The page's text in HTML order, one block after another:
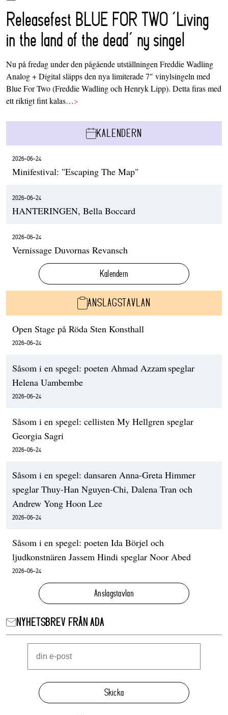
Releasefest BLUE FOR TWO ‘Living
in the land of the dead’ ny singel
Nu på fredag under den pågående utställningen Freddie Wadling
Analog + Digital släpps den nya limiterade 7" vinylsingeln med
Blue For Two (Freddie Wadling och Henryk Lipp). Detta firas med
ett riktigt fint kalas…>
KALENDERN
2026-06-24
Minifestival: "Escaping The Map"
2026-06-24
HANTERINGEN, Bella Boccard
2026-06-24
Vernissage Duvornas Revansch
Kalendern
ANSLAGSTAVLAN
Open Stage på Röda Sten Konsthall
2026-06-24
Såsom i en spegel: poeten Ahmad Azzam speglar
Helena Uambembe
2026-06-24
Såsom i en spegel: cellisten My Hellgren speglar
Georgia Sagri
2026-06-24
Såsom i en spegel: dansaren Anna-Greta Himmer
speglar Thuy-Han Nguyen-Chi, Dalena Tran och
Andrew Yong Hoon Lee
2026-06-24
Såsom i en spegel: poeten Ida Börjel och
ljudkonstnären Jassem Hindi speglar Noor Abed
2026-06-24
Anslagstavlan
NYHETSBREV FRÅN ADA
Skicka